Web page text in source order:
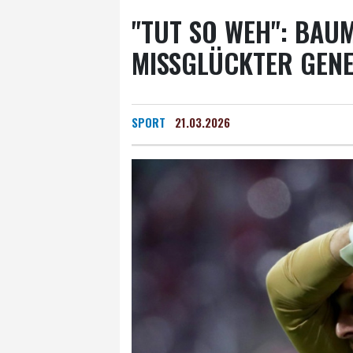
"TUT SO WEH":
MISSGLÜCKTER
SPORT 21.03.2026